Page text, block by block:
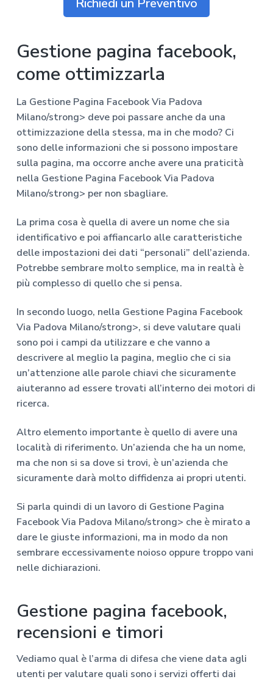
Gestione pagina facebook,
come ottimizzarla
La Gestione Pagina Facebook Via Padova
Milano/strong> deve poi passare anche da una
ottimizzazione della stessa, ma in che modo? Ci
sono delle informazioni che si possono impostare
sulla pagina, ma occorre anche avere una praticità
nella Gestione Pagina Facebook Via Padova
Milano/strong> per non sbagliare.
La prima cosa è quella di avere un nome che sia
identificativo e poi affiancarlo alle caratteristiche
delle impostazioni dei dati “personali” dell’azienda.
Potrebbe sembrare molto semplice, ma in realtà è
più complesso di quello che si pensa.
In secondo luogo, nella Gestione Pagina Facebook
Via Padova Milano/strong>, si deve valutare quali
sono poi i campi da utilizzare e che vanno a
descrivere al meglio la pagina, meglio che ci sia
un’attenzione alle parole chiavi che sicuramente
aiuteranno ad essere trovati all’interno dei motori di
ricerca.
Altro elemento importante è quello di avere una
località di riferimento. Un’azienda che ha un nome,
ma che non si sa dove si trovi, è un’azienda che
sicuramente darà molto diffidenza ai propri utenti.
Si parla quindi di un lavoro di Gestione Pagina
Facebook Via Padova Milano/strong> che è mirato a
dare le giuste informazioni, ma in modo da non
sembrare eccessivamente noioso oppure troppo vani
nelle dichiarazioni.
Gestione pagina facebook,
recensioni e timori
Vediamo qual è l’arma di difesa che viene data agli
utenti per valutare quali sono i servizi offerti dai